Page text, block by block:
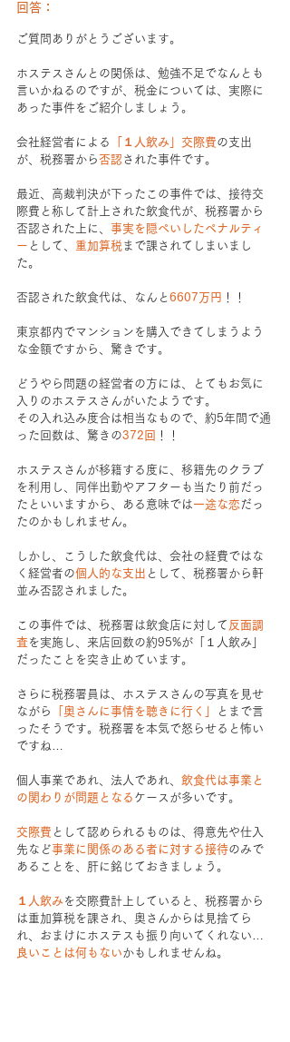
回答：
ご質問ありがとうございます。
ホステスさんとの関係は、勉強不足でなんとも
言いかねるのですが、税金については、実際に
あった事件をご紹介しましょう。
会社経営者による 「１人飲み」交際費の支出
が、税務署から否認 された事件です。
最近、高裁判決が下ったこの事件では、接待交
際費と称して計上された飲食代が、税務署から
否認された上に、 事実を隠ぺいしたペナルティ
ー として、 重加算税 まで課されてしまいまし
た。
否認された飲食代は、なんと 6607万円 ！！
東京都内でマンションを購入できてしまうよう
な金額ですから、驚きです。
どうやら問題の経営者の方には、とてもお気に
入りのホステスさんがいたようです。
その入れ込み度合は相当なもので、約5年間で通
った回数は、驚きの372回 ！！
ホステスさんが移籍する度に、移籍先のクラブ
を利用し、同伴出勤やアフターも当たり前だっ
たといいますから、ある意味では一途な恋 だっ
たのかもしれません。
しかし、こうした飲食代は、会社の経費ではな
く経営者の個人的な支出 として、税務署から軒
並み否認されました。
この事件では、税務署は飲食店に対して 反面調
査を実施し、来店回数の約95%が「１人飲み」
だったことを突き止めています。
さらに税務署員は、ホステスさんの写真を見せ
ながら
「奥さんに事情を聴きに行く」
とまで言
ったそうです。税務署を本気で怒らせると怖い
ですね…
個人事業であれ、法人であれ、 飲食代は事業と
の関わりが問題となる ケースが多いです。
交際費 として認められるものは、得意先や仕入
先など事業に関係のある者に対する接待のみで
あることを、肝に銘じておきましょう。
１人飲みを交際費計上していると、税務署から
は重加算税を課され、奥さんからは見捨てら
れ、おまけにホステスも振り向いてくれない…
良いことは何もないかもしれませんね。